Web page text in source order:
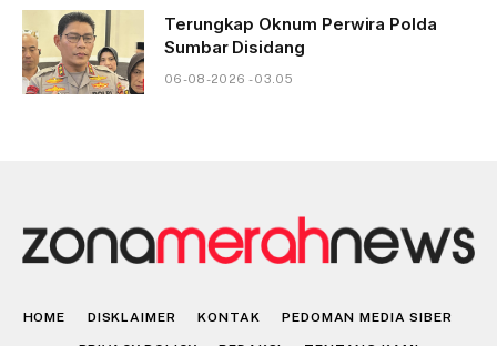
Terungkap Oknum Perwira Polda
Sumbar Disidang
06-08-2026 - 03.05
HOME DISKLAIMER KONTAK PEDOMAN MEDIA SIBER